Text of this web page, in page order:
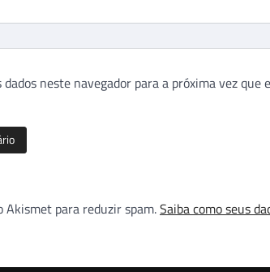
neste navegador para a próxima vez que
Akismet para reduzir spam.Saiba como seus